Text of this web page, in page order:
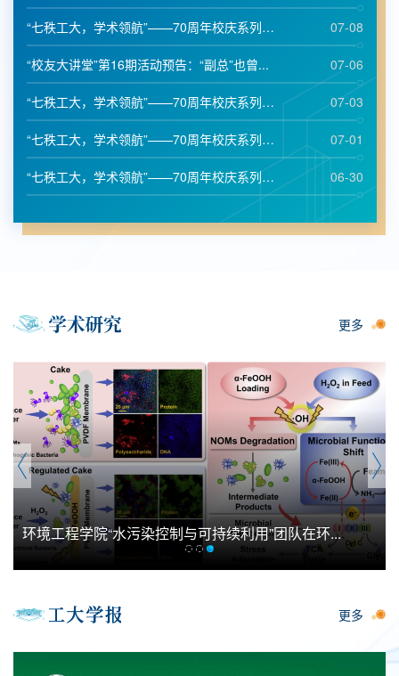
07-08
“七秩工大，学术领航”——70周年校庆系列学...
07-06
“校友大讲堂”第16期活动预告：“副总”也曾...
07-03
“七秩工大，学术领航”——70周年校庆系列学...
07-01
“七秩工大，学术领航”——70周年校庆系列学...
06-30
“七秩工大，学术领航”——70周年校庆系列学...
更多
化学化工学院近期在《Nature Communications》等顶...
更多